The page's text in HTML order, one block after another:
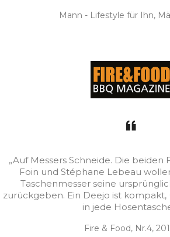
Mann - Lifestyle für Ihn,
„Auf Messers Schneide. Die
Foin und Stéphane Lebeau
Taschenmesser seine
zurückgeben. Ein Deejo ist
in jede
Fire & Food, Nr.4,